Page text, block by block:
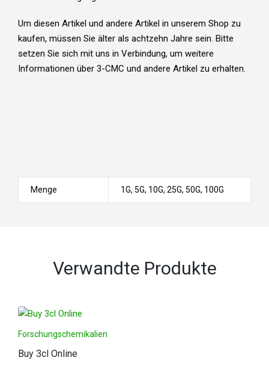
Um diesen Artikel und andere Artikel in unserem Shop zu
kaufen, müssen Sie älter als achtzehn Jahre sein. Bitte
setzen Sie sich mit uns in Verbindung, um weitere
Informationen über 3-CMC und andere Artikel zu erhalten.
Menge 1G, 5G, 10G, 25G, 50G, 100G
Verwandte Produkte
Forschungschemikalien
Buy 3cl Online